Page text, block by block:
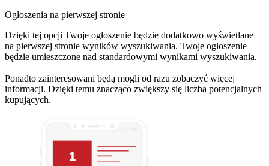
Ogłoszenia na pierwszej stronie
Dzięki tej opcji Twoje ogłoszenie będzie dodatkowo wyświetlane
na pierwszej stronie wyników wyszukiwania. Twoje ogłoszenie
będzie umieszczone nad standardowymi wynikami wyszukiwania.
Ponadto zainteresowani będą mogli od razu zobaczyć więcej
informacji. Dzięki temu znacząco zwiększy się liczba potencjalnych
kupujących.